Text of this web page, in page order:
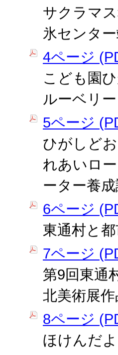
サクラマ
氷センタ
4ページ
こども園
ルーベリ
5ページ
ひがしど
れあいロ
ーター養
6ページ
東通村と
7ページ
第9回東通
北美術展
8ページ
ほけんだ